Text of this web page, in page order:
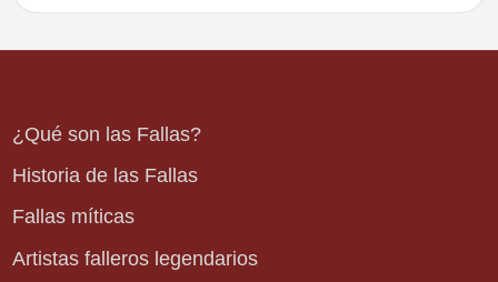
¿Qué son las Fallas?
Historia de las Fallas
Fallas míticas
Artistas falleros legendarios